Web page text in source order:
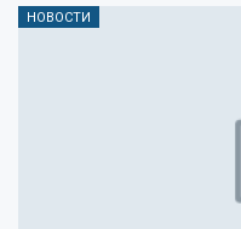
НОВОСТИ